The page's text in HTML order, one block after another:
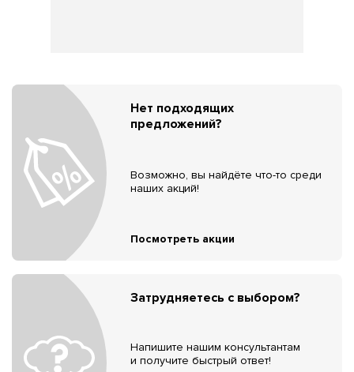
Нет подходящих
предложений?
Возможно, вы найдёте что-то среди
наших акций!
Посмотреть акции
Затрудняетесь с выбором?
Напишите нашим консультантам
и получите быстрый ответ!